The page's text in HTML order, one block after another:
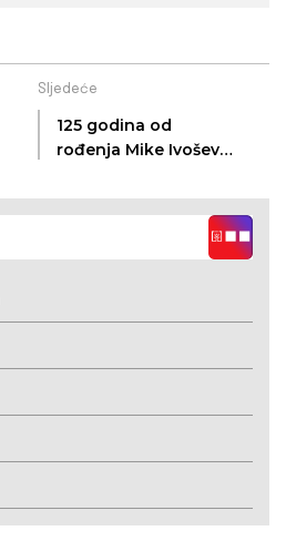
Sljedeće
125 godina od
rođenja Mike Ivoševa
Bereg, 6. X. 1959.)